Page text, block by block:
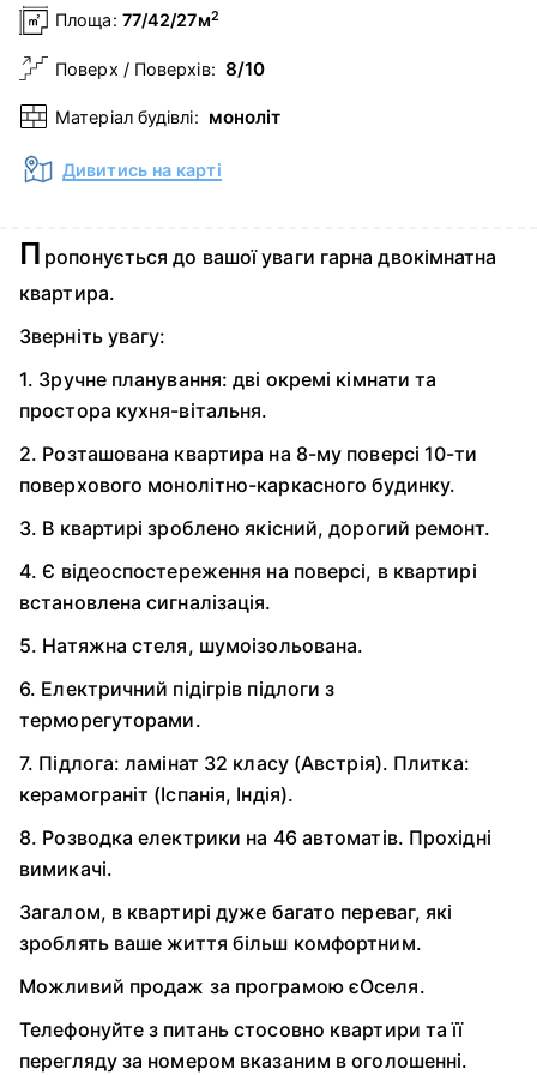
Площа: 77/42/27м2
Поверх / Поверхів: 8/10
Матеріал будівлі: моноліт
Дивитись на карті
П ропонується до вашої уваги гарна двокімнатна
квартира.
Зверніть увагу:
1. Зручне планування: дві окремі кімнати та
простора кухня-вітальня.
2. Розташована квартира на 8-му поверсі 10-ти
поверхового монолітно-каркасного будинку.
3. В квартирі зроблено якісний, дорогий ремонт.
4. Є відеоспостереження на поверсі, в квартирі
встановлена сигналізація.
5. Натяжна стеля, шумоізольована.
6. Електричний підігрів підлоги з
терморегуторами.
7. Підлога: ламінат 32 класу (Австрія). Плитка:
керамограніт (Іспанія, Індія).
8. Розводка електрики на 46 автоматів. Прохідні
вимикачі.
Загалом, в квартирі дуже багато переваг, які
зроблять ваше життя більш комфортним.
Можливий продаж за програмою єОселя.
Телефонуйте з питань стосовно квартири та її
перегляду за номером вказаним в оголошенні.